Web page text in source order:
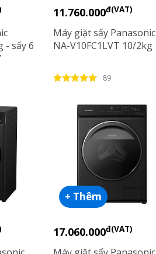
- sấy 6
11.760.000đ(VAT)
Máy giặt sấy Panasonic
NA-V10FC1LVT 10/2kg
89
+ Thêm
17.060.000đ(VAT)